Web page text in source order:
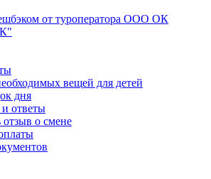
от туроператора ООО ОК
вещей для детей
дня
ответы
отзыв о смене